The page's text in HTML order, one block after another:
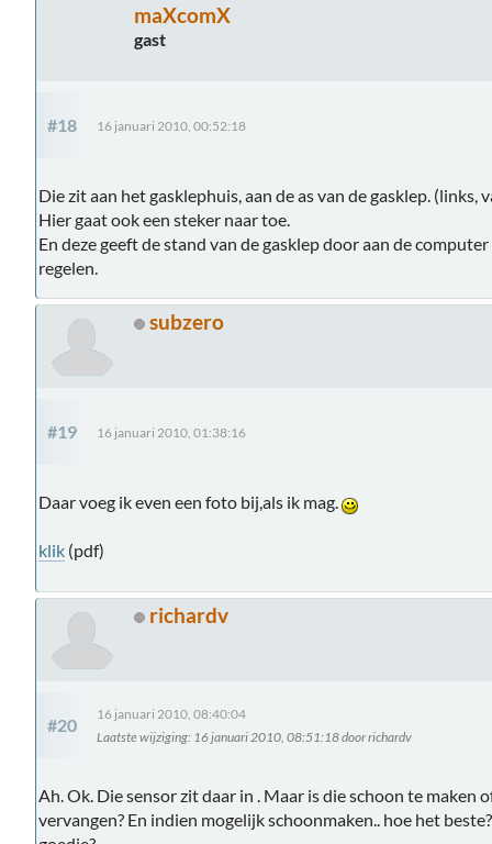
maXcomX
gast
#18 16 januari 2010, 00:52:18
Die zit aan het gasklephuis, aan de as van de gasklep. (links,
Hier gaat ook een steker naar toe.
En deze geeft de stand van de gasklep door aan de
regelen.
subzero
#19 16 januari 2010, 01:38:16
Daar voeg ik even een foto bij,als ik mag.
klik (pdf)
richardv
#20
16 januari 2010, 08:40:04
Laatste wijziging: 16 januari 2010, 08:51:18 door richardv
Ah. Ok. Die sensor zit daar in . Maar is die schoon te maken
vervangen? En indien mogelijk schoonmaken.. hoe het